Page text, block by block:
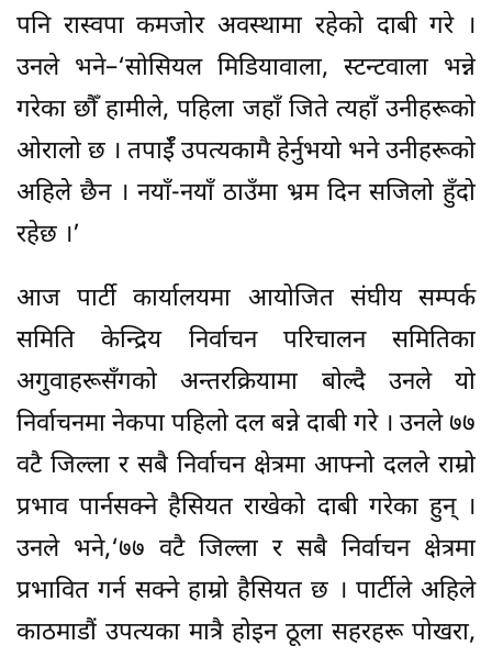
पनि रास्वपा कमजोर अवस्थामा रहेको दाबी गरे ।
उनले भने–‘सोसियल मिडियावाला, स्टन्टवाला भन्ने
गरेका छौँ हामीले, पहिला जहाँ जिते त्यहाँ उनीहरूको
ओरालो छ । तपाईँ उपत्यकामै हेर्नुभयो भने उनीहरूको
अहिले छैन । नयाँ-नयाँ ठाउँमा भ्रम दिन सजिलो हुँदो
रहेछ ।’
आज पार्टी कार्यालयमा आयोजित संघीय सम्पर्क
समिति केन्द्रिय निर्वाचन परिचालन समितिका
अगुवाहरूसँगको अन्तरक्रियामा बोल्दै उनले यो
निर्वाचनमा नेकपा पहिलो दल बन्ने दाबी गरे । उनले ७७
वटै जिल्ला र सबै निर्वाचन क्षेत्रमा आफ्नो दलले राम्रो
प्रभाव पार्नसक्ने हैसियत राखेको दाबी गरेका हुन् ।
उनले भने,‘७७ वटै‌ जिल्ला र सबै निर्वाचन क्षेत्रमा
प्रभावित गर्न सक्ने हाम्रो हैसियत छ । पार्टीले अहिले
काठमाडौं उपत्यका मात्रै होइन ठूला सहरहरू पोखरा,